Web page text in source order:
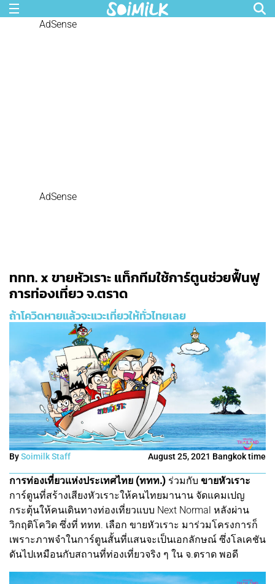
AdSense
AdSense
ททท. x ขายหัวเราะ แท็กทีมใช้การ์ตูนช่วยฟื้นฟู
การท่องเที่ยว จ.ตราด
ถ้าโควิดหายแล้วจะแวะเที่ยวให้ทั่วไทยเลย
BySoimilk Staff August 25, 2021 Bangkok time
การท่องเที่ยวแห่งประเทศไทย (ททท.) ร่วมกับ ขายหัวเราะ
การ์ตูนที่สร้างเสียงหัวเราะให้คนไทยมานาน จัดแคมเปญ
กระตุ้นให้คนเดินทางท่องเที่ยวแบบ Next Normal หลังผ่าน
วิกฤติโควิด ซึ่งที่ ททท. เลือก ขายหัวเราะ มาร่วมโครงการก็
เพราะภาพจำในการ์ตูนสั้นที่แสนจะเป็นเอกลักษณ์ ซึ่งโลเคชัน
ดันไปเหมือนกับสถานที่ท่องเที่ยวจริง ๆ ใน จ.ตราด พอดี